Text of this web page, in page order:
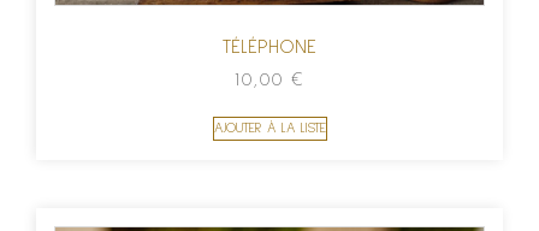
TÉLÉPHONE
10,00 €
AJOUTER À LA LISTE